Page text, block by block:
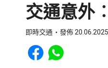
交通意外
即時交通 發佈
Share to Facebook
Share to WhatsApp